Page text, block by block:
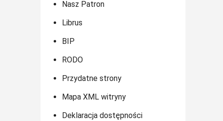
Nasz Patron
Librus
BIP
RODO
Przydatne strony
Mapa XML witryny
Deklaracja dostępności